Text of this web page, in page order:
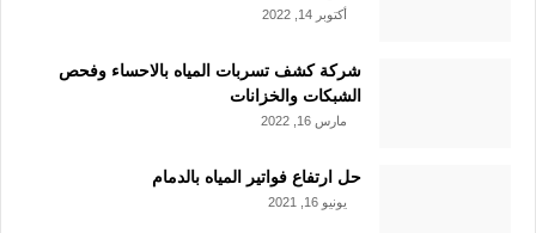
أكتوبر 14, 2022
شركة كشف تسربات المياه بالاحساء وفحص
الشبكات والخزانات
مارس 16, 2022
حل ارتفاع فواتير المياه بالدمام
يونيو 16, 2021